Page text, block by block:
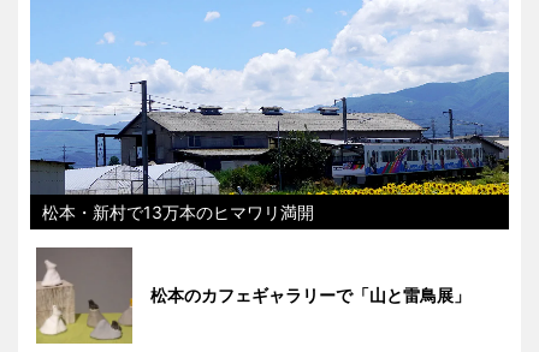
松本・新村で13万本のヒマワリ満開
松本のカフェギャラリーで「山と雷鳥展」